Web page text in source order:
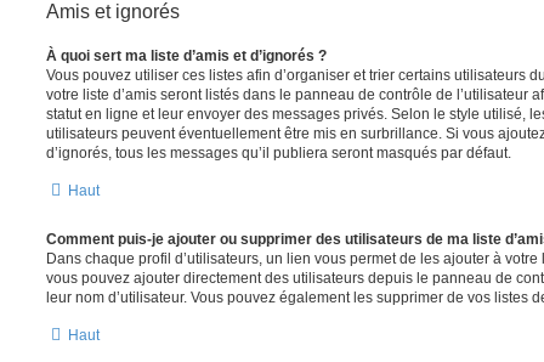
Amis et ignorés
À quoi sert ma liste d’amis et d’ignorés ?
Vous pouvez utiliser ces listes afin d’organiser et trier certains utilisateurs
votre liste d’amis seront listés dans le panneau de contrôle de l’utilisateur
statut en ligne et leur envoyer des messages privés. Selon le style utilisé,
utilisateurs peuvent éventuellement être mis en surbrillance. Si vous
d’ignorés, tous les messages qu’il publiera seront masqués par défaut.
Haut
Comment puis-je ajouter ou supprimer des utilisateurs de ma liste
Dans chaque profil d’utilisateurs, un lien vous permet de les ajouter à votre
vous pouvez ajouter directement des utilisateurs depuis le panneau de
leur nom d’utilisateur. Vous pouvez également les supprimer de vos listes
Haut